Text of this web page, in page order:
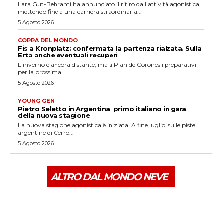
Lara Gut-Behrami ha annunciato il ritiro dall'attività agonistica,
mettendo fine a una carriera straordinaria...
5 Agosto 2026
COPPA DEL MONDO
Fis a Kronplatz: confermata la partenza rialzata. Sulla
Erta anche eventuali recuperi
L'inverno è ancora distante, ma a Plan de Corones i preparativi
per la prossima...
5 Agosto 2026
YOUNG GEN
Pietro Seletto in Argentina: primo italiano in gara
della nuova stagione
La nuova stagione agonistica è iniziata. A fine luglio, sulle piste
argentine di Cerro...
5 Agosto 2026
ALTRO DAL MONDO NEVE